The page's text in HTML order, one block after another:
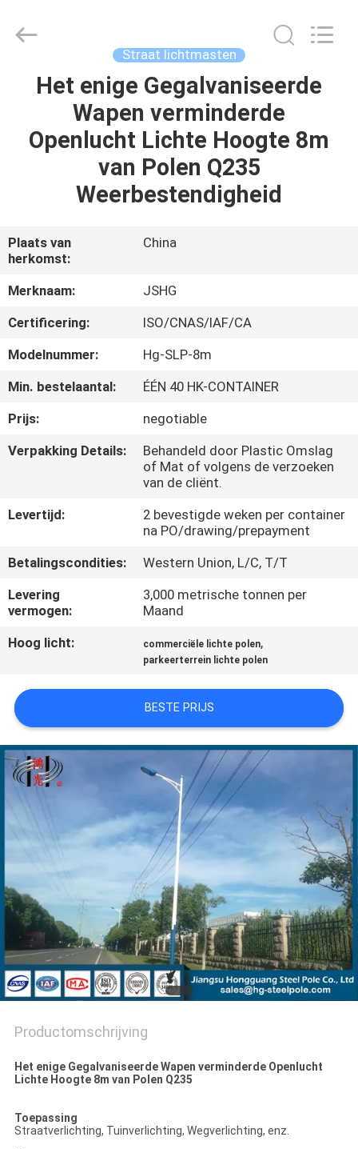
HUIS
PRODUCTEN
VIDEOS
VR-
SHOW
ONGEVEER
ONS
FABRIEKSREIS
KWALITEITSCONTROLE
ONS
NIEUWS
VERZOEK
OM EEN
SITEMAP
PRIVACYBELEID
co.,ltd.
Straat lichtmasten
Het enige Gegalvaniseerde
Wapen verminderde
Openlucht Lichte Hoogte 8m
van Polen Q235
Weerbestendigheid
Plaats van
herkomst:
China
Merknaam:
JSHG
Certificering:
ISO/CNAS/IAF/CA
Modelnummer:
Hg-SLP-8m
Min. bestelaantal:
ÉÉN 40 HK-CONTAINER
Prijs:
negotiable
Verpakking Details:
Behandeld door Plastic Omslag
of Mat of volgens de verzoeken
van de cliënt.
Levertijd:
2 bevestigde weken per container
na PO/drawing/prepayment
Betalingscondities:
Western Union, L/C, T/T
Levering
vermogen:
3,000 metrische tonnen per
Maand
Hoog licht:
commerciële lichte polen,
parkeerterrein lichte polen
BESTE PRIJS
Productomschrijving
Het enige Gegalvaniseerde Wapen verminderde Openlucht
Lichte Hoogte 8m van Polen Q235
Toepassing
Straatverlichting, Tuinverlichting, Wegverlichting, enz.